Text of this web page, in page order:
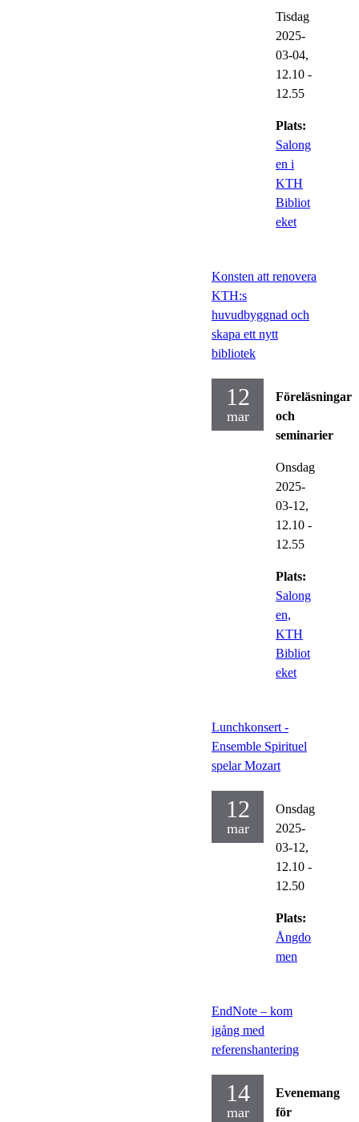
Tisdag
2025-
03-04,
12.10 -
12.55
Plats:
Salong
en i
KTH
Bibliot
eket
Konsten att renovera
KTH:s
huvudbyggnad och
skapa ett nytt
bibliotek
12
mar
Föreläsningar
och
seminarier
Onsdag
2025-
03-12,
12.10 -
12.55
Plats:
Salong
en,
KTH
Bibliot
eket
Lunchkonsert -
Ensemble Spirituel
spelar Mozart
12
mar
Onsdag
2025-
03-12,
12.10 -
12.50
Plats:
Ångdo
men
EndNote – kom
igång med
referenshantering
14
mar
Evenemang
för